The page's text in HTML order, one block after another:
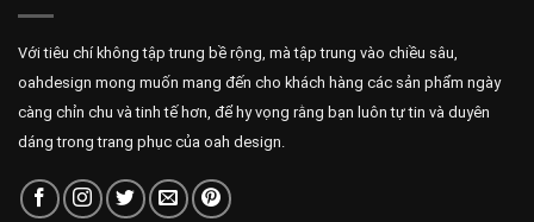
Với tiêu chí không tập trung bề rộng, mà tập trung vào chiều sâu,
oahdesign mong muốn mang đến cho khách hàng các sản phẩm ngày
càng chỉn chu và tinh tế hơn, để hy vọng rằng bạn luôn tự tin và duyên
dáng trong trang phục của oah design.